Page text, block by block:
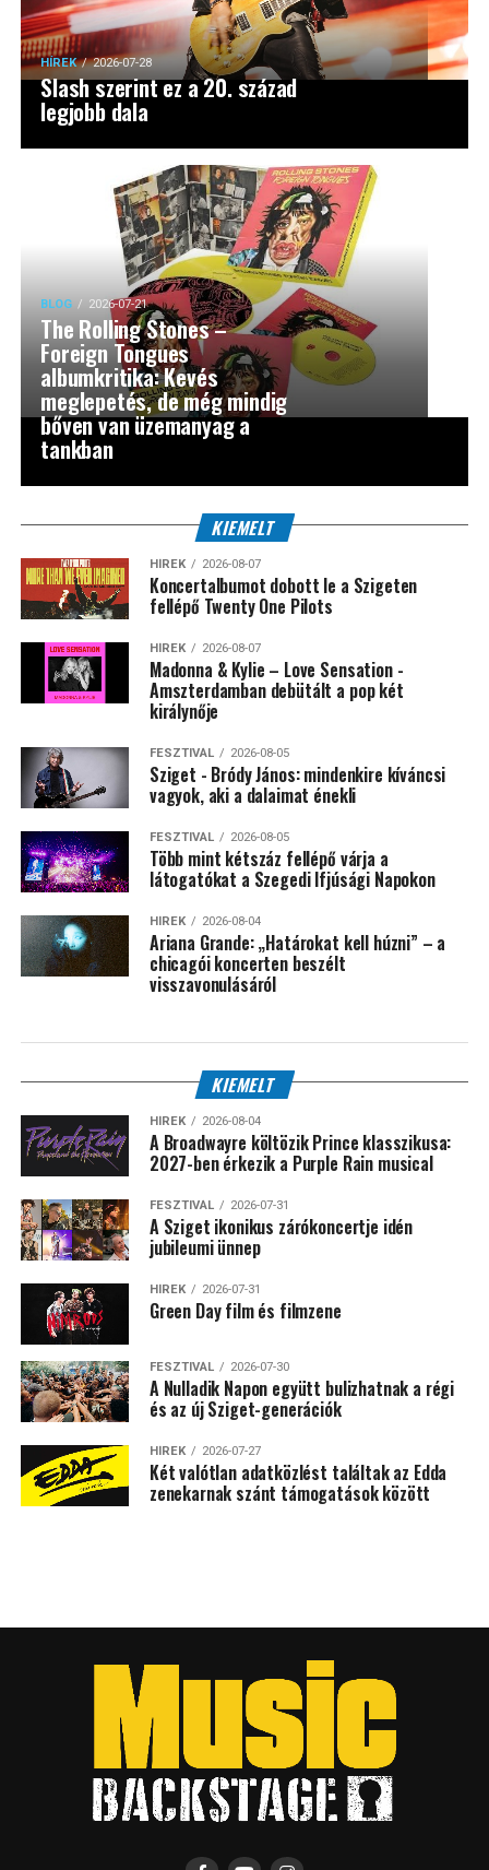
HÍREK 2026-07-28
Slash szerint ez a 20. század
legjobb dala
BLOG 2026-07-21
The Rolling Stones –
Foreign Tongues
albumkritika: Kevés
meglepetés, de még mindig
bőven van üzemanyag a
tankban
KIEMELT
HÍREK 2026-08-07
Koncertalbumot dobott le a Szigeten
fellépő Twenty One Pilots
HÍREK 2026-08-07
Madonna & Kylie – Love Sensation -
Amszterdamban debütált a pop két
királynője
FESZTIVÁL 2026-08-05
Sziget - Bródy János: mindenkire kíváncsi
vagyok, aki a dalaimat énekli
FESZTIVÁL 2026-08-05
Több mint kétszáz fellépő várja a
látogatókat a Szegedi Ifjúsági Napokon
HÍREK 2026-08-04
Ariana Grande: „Határokat kell húzni” – a
chicagói koncerten beszélt
visszavonulásáról
KIEMELT
HÍREK 2026-08-04
A Broadwayre költözik Prince klasszikusa:
2027-ben érkezik a Purple Rain musical
FESZTIVÁL 2026-07-31
A Sziget ikonikus zárókoncertje idén
jubileumi ünnep
HÍREK 2026-07-31
Green Day film és filmzene
FESZTIVÁL 2026-07-30
A Nulladik Napon együtt bulizhatnak a régi
és az új Sziget-generációk
HÍREK 2026-07-27
Két valótlan adatközlést találtak az Edda
zenekarnak szánt támogatások között